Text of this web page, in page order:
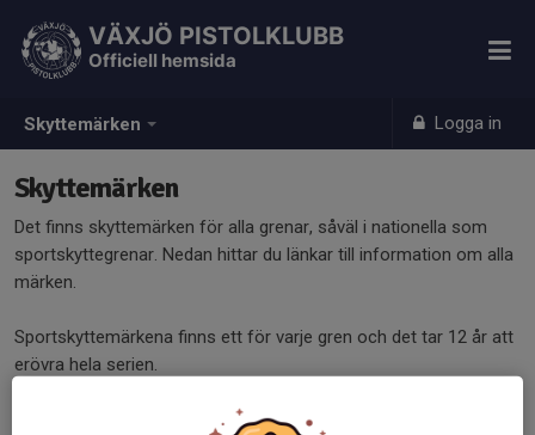
Skyttemärken Logga in
VÄXJÖ PISTOLKLUBB
Officiell hemsida
Skyttemärken
Det finns skyttemärken för alla grenar, såväl i nationella som
sportskyttegrenar. Nedan hittar du länkar till information om alla
märken.
Sportskyttemärkena finns ett för varje gren och det tar 12 år att
erövra hela serien.
De nationella märkena är lite annorlunda. För flera av dem skall